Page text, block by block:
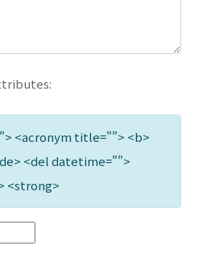
<acronym title=""> <b>
<del datetime="">
<strong>